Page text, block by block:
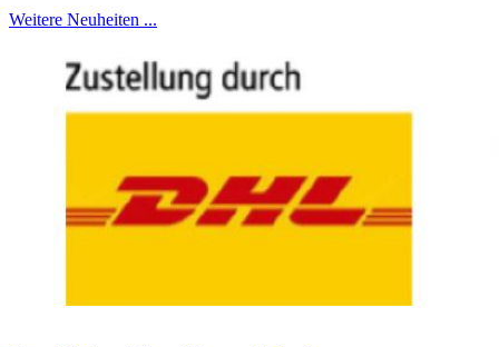
Weitere Neuheiten ...